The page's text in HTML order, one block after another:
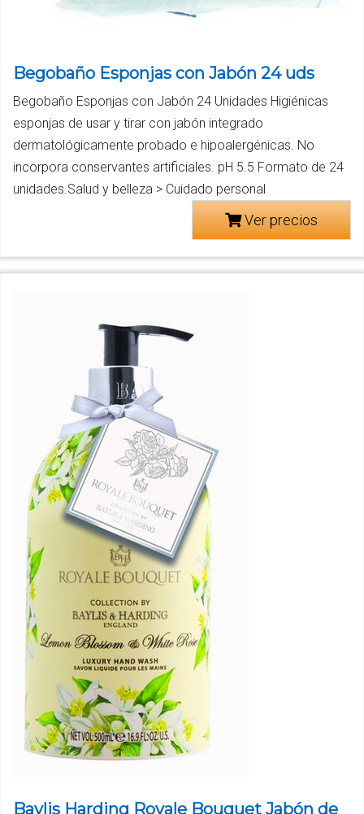
Begobaño Esponjas con Jabón 24 uds
Begobaño Esponjas con Jabón 24 Unidades Higiénicas
esponjas de usar y tirar con jabón integrado
dermatológicamente probado e hipoalergénicas. No
incorpora conservantes artificiales. pH 5.5 Formato de 24
unidades.Salud y belleza > Cuidado personal
Ver precios
Baylis Harding Royale Bouquet Jabón de